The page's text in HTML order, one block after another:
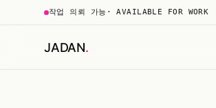
작업 의뢰 가능 · AVAILABLE FOR WORK
JADAN.